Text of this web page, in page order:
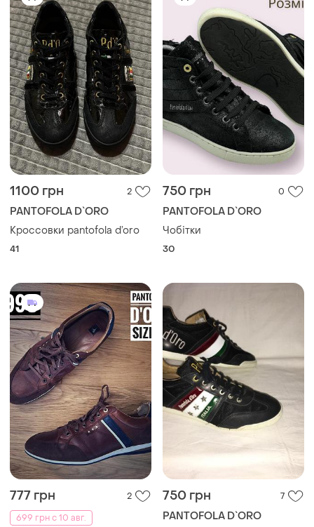
1100 грн 2
PANTOFOLA D`ORO
Кроссовки pantofola d’oro
41
750 грн 0
PANTOFOLA D`ORO
Чобітки
30
777 грн
2
699 грн с 10 авг.
750 грн 7
PANTOFOLA D`ORO